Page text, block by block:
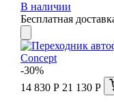
В наличии
Бесплатная
-30%
14 830 Р 21 130 Р